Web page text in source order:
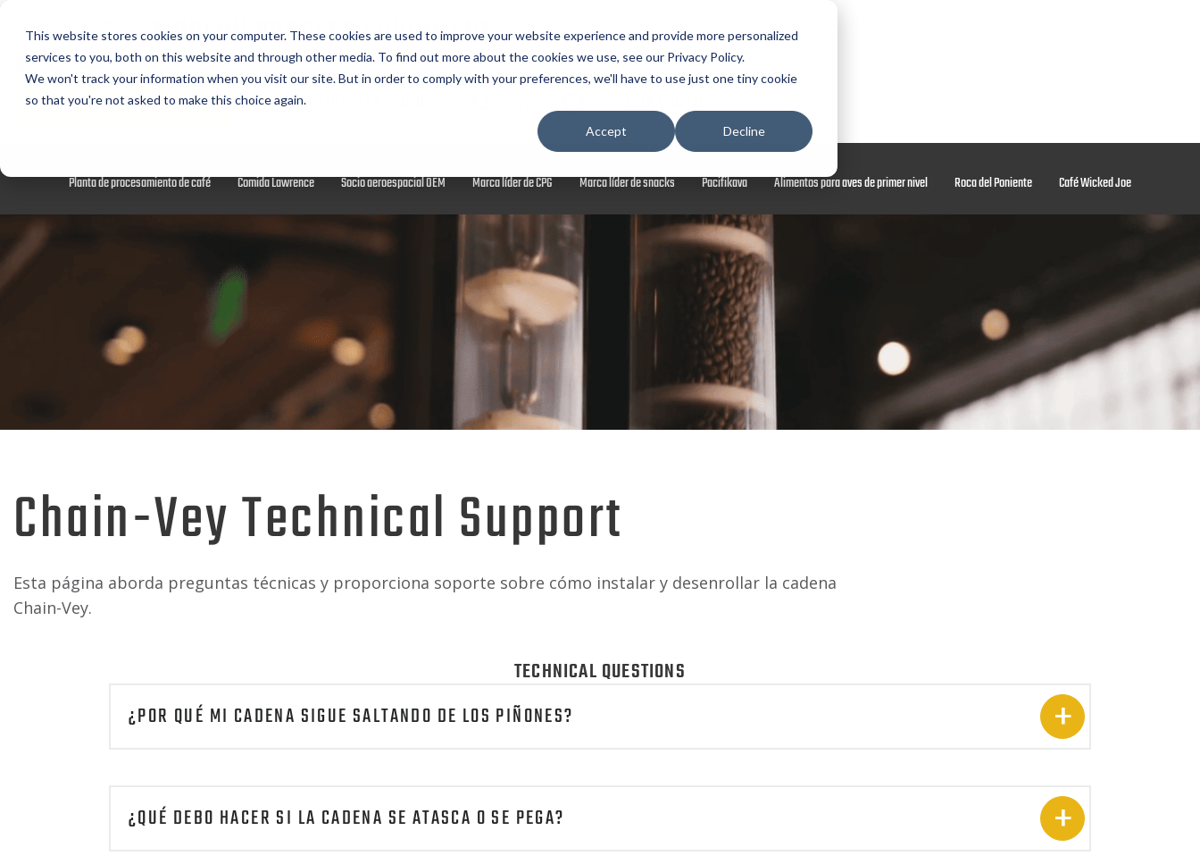
This website stores cookies on your computer. These cookies are used to improve your website experience and provide more personalized
services to you, both on this website and through other media. To find out more about the cookies we use, see our Privacy Policy.
We won't track your information when you visit our site. But in order to comply with your preferences, we'll have to use just one tiny cookie
so that you're not asked to make this choice again.
Accept Decline
MODERN PROCESS EQUIPMENT
CORPORATION
SOLICITAR PRESUPUESTO SOLICITAR SERVICIO Idioma CONTACTO
Proyectos destacados Equipos de molienda de alimentos, productos químicos y minerales
Planta de procesamiento de café Comida Lawrence Socio aeroespacial OEM Marca líder de CPG Marca líder de snacks Pacifikava Alimentos para aves de primer nivel Roca del Poniente Café Wicked Joe
Chain-Vey Technical Support
Esta página aborda preguntas técnicas y proporciona soporte sobre cómo instalar y desenrollar la cadena
Chain-Vey.
TECHNICAL QUESTIONS
¿POR QUÉ MI CADENA SIGUE SALTANDO DE LOS PIÑONES?
¿QUÉ DEBO HACER SI LA CADENA SE ATASCA O SE PEGA?